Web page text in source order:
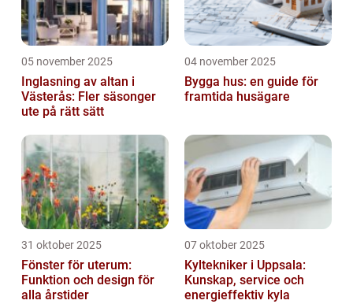
05 november 2025
Inglasning av altan i
Västerås: Fler säsonger
ute på rätt sätt
04 november 2025
Bygga hus: en guide för
framtida husägare
31 oktober 2025
Fönster för uterum:
Funktion och design för
alla årstider
07 oktober 2025
Kyltekniker i Uppsala:
Kunskap, service och
energieffektiv kyla